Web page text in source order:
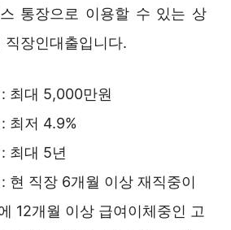
통장으로 이용할 수 있는 상
직장인대출입니다.
최대 5,000만원
최저 4.9%
최대 5년
현 직장 6개월 이상 재직중이
12개월 이상 급여이체중인 고